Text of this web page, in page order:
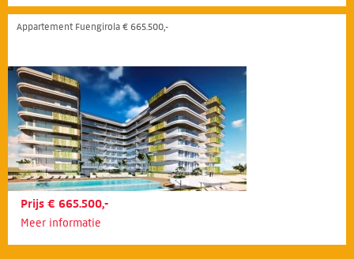
Appartement Fuengirola € 665.500,-
Prijs € 665.500,-
Meer informatie